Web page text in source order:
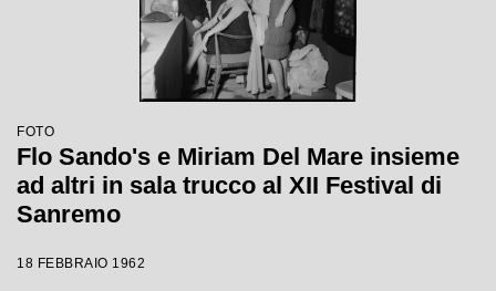
FOTO
Flo Sando's e Miriam Del Mare insieme
ad altri in sala trucco al XII Festival di
Sanremo
18 FEBBRAIO 1962